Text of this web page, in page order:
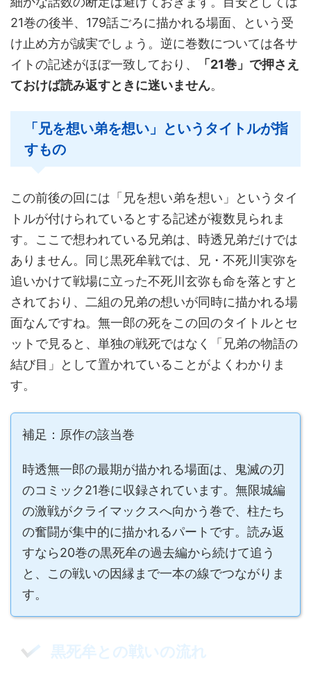
21巻の後半、179話ごろに描かれる場面、という受
け止め方が誠実でしょう。逆に巻数については各サ
イトの記述がほぼ一致しており、
「21巻」で押さえ
ておけば読み返すときに迷いません。
「兄を想い弟を想い」というタイトルが指
すもの
この前後の回には「兄を想い弟を想い」というタイ
トルが付けられているとする記述が複数見られま
す。ここで想われている兄弟は、時透兄弟だけでは
ありません。同じ黒死牟戦では、兄・不死川実弥を
追いかけて戦場に立った不死川玄弥も命を落とすと
されており、二組の兄弟の想いが同時に描かれる場
面なんですね。無一郎の死をこの回のタイトルとセ
ットで見ると、単独の戦死ではなく「兄弟の物語の
結び目」として置かれていることがよくわかりま
す。
補足：原作の該当巻
時透無一郎の最期が描かれる場面は、鬼滅の刃
のコミック21巻に収録されています。無限城編
の激戦がクライマックスへ向かう巻で、柱たち
の奮闘が集中的に描かれるパートです。読み返
すなら20巻の黒死牟の過去編から続けて追う
と、この戦いの因縁まで一本の線でつながりま
す。
黒死牟との戦いの流れ